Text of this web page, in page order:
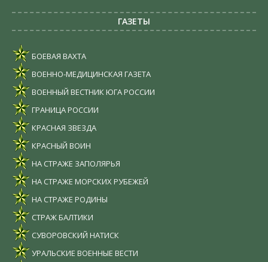
ГАЗЕТЫ
БОЕВАЯ ВАХТА
ВОЕННО-МЕДИЦИНСКАЯ ГАЗЕТА
ВОЕННЫЙ ВЕСТНИК ЮГА РОССИИ
ГРАНИЦА РОССИИ
КРАСНАЯ ЗВЕЗДА
КРАСНЫЙ ВОИН
НА СТРАЖЕ ЗАПОЛЯРЬЯ
НА СТРАЖЕ МОРСКИХ РУБЕЖЕЙ
НА СТРАЖЕ РОДИНЫ
СТРАЖ БАЛТИКИ
СУВОРОВСКИЙ НАТИСК
УРАЛЬСКИЕ ВОЕННЫЕ ВЕСТИ